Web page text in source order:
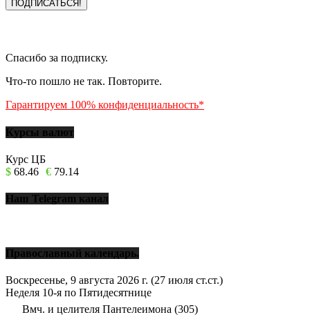
Спасибо за подписку.
Что-то пошло не так. Повторите.
Гарантируем 100% конфиденциальность*
Курсы валют
Курс ЦБ
$ 68.46 € 79.14
Наш Telegram канал
Православный календарь.
Воскресенье, 9 августа 2026 г. (27 июля ст.ст.)
Неделя 10-я по Пятидесятнице
Вмч. и целителя Пантелеимона (305)